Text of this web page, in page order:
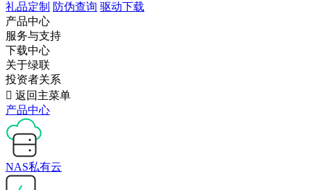
礼品定制 防伪查询 驱动下载
产品中心
服务与支持
下载中心
关于绿联
投资者关系
 返回主菜单
产品中心
NAS私有云